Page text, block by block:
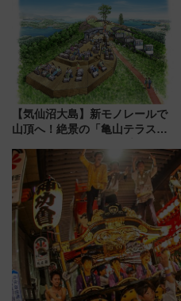
放的な車内空間に注目、デビュ
ーは9月
【気仙沼大島】新モノレールで
山頂へ！絶景の「亀山テラス
暇村のお得な日帰りプランも登
場